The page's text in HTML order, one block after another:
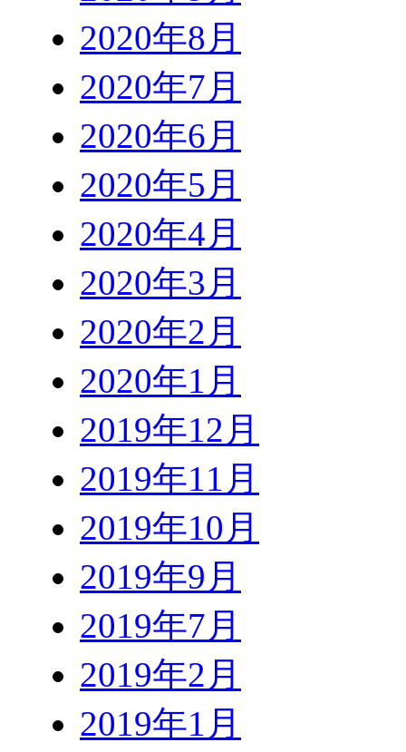
2020年8月
2020年7月
2020年6月
2020年5月
2020年4月
2020年3月
2020年2月
2020年1月
2019年12月
2019年11月
2019年10月
2019年9月
2019年7月
2019年2月
2019年1月